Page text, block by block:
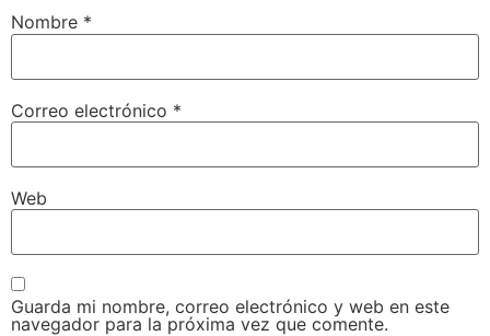
Nombre *
Correo electrónico *
Web
Guarda mi nombre, correo electrónico y web en este
navegador para la próxima vez que comente.